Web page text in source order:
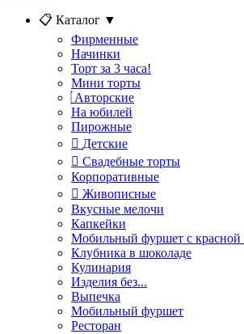
📋 Каталог ▼
Фирменные
Начинки
Торт за 3 часа!
Мини торты
Авторские
На юбилей
Пирожные
Детские
Свадебные торты
Корпоративные
Живописные
Вкусные мелочи
Капкейки
Мобильный фуршет с красной
Клубника в шоколаде
Кулинария
Изделия без...
Выпечка
Мобильный фуршет
Ресторан